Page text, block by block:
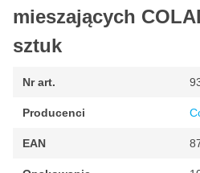
mieszających
sztuk
Nr art.
Producenci
EAN